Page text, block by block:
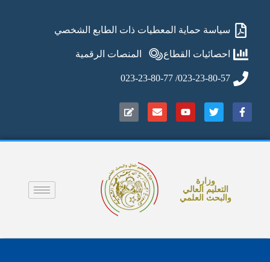
سياسة حماية المعطيات ذات الطابع الشخصي
احصائيات القطاع المنصات الرقمية
023-23-80-57/ 023-23-80-77
وزارة
التعليم العالي
والبحث العلمي